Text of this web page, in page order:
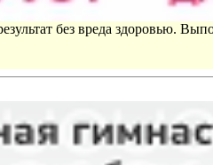
без вреда здоровью.